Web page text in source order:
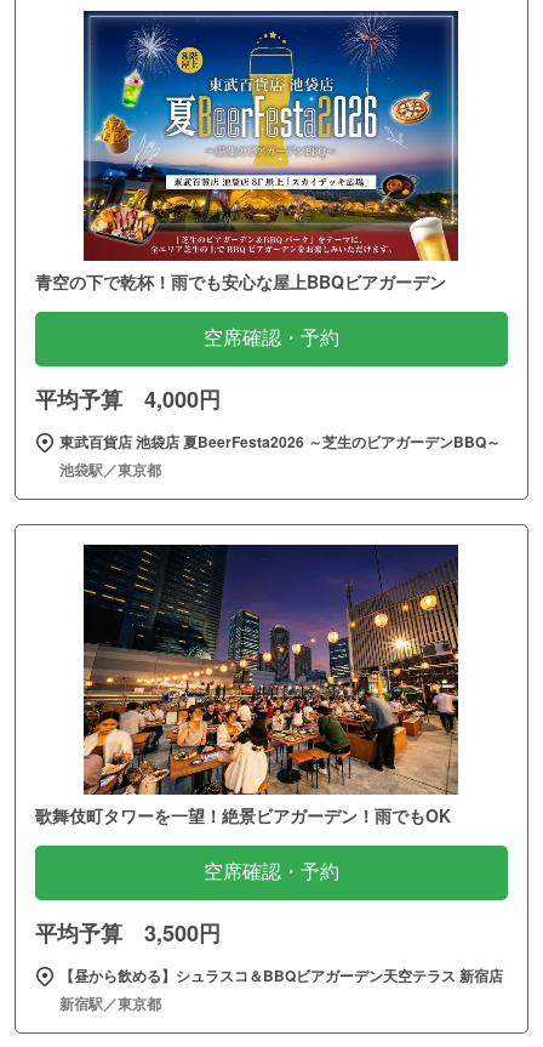
青空の下で乾杯！雨でも安心な屋上BBQビアガーデン
空席確認・予約
平均予算 4,000円
東武百貨店 池袋店 夏BeerFesta2026 ～芝生のビアガーデンBBQ～
池袋駅／東京都
歌舞伎町タワーを一望！絶景ビアガーデン！雨でもOK
空席確認・予約
平均予算 3,500円
【昼から飲める】シュラスコ＆BBQビアガーデン天空テラス 新宿店
新宿駅／東京都